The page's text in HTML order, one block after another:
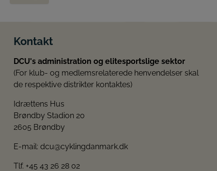
Kontakt
DCU's administration og elitesportslige sektor
(For klub- og medlemsrelaterede henvendelser skal
de respektive distrikter kontaktes)
Idrættens Hus
Brøndby Stadion 20
2605 Brøndby
E-mail: dcu@cyklingdanmark.dk
Tlf. +45 43 26 28 02